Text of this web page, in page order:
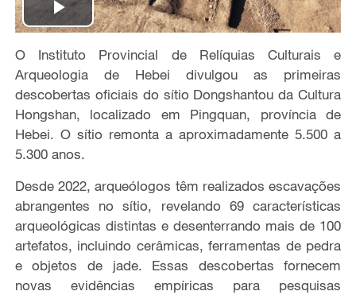
P
l
a
y
i
d
e
O Instituto Provincial de Relíquias Culturais e
Arqueologia de Hebei divulgou as primeiras
descobertas oficiais do sítio Dongshantou da Cultura
Hongshan, localizado em Pingquan, província de
Hebei. O sítio remonta a aproximadamente 5.500 a
5.300 anos.
Desde 2022, arqueólogos têm realizados escavações
abrangentes no sítio, revelando 69 características
arqueológicas distintas e desenterrando mais de 100
artefatos, incluindo cerâmicas, ferramentas de pedra
e objetos de jade. Essas descobertas fornecem
novas evidências empíricas para pesquisas